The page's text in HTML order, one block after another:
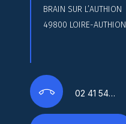
BRAIN SUR L’AUTHION
49800 LOIRE-AUTHION
02 41 54…